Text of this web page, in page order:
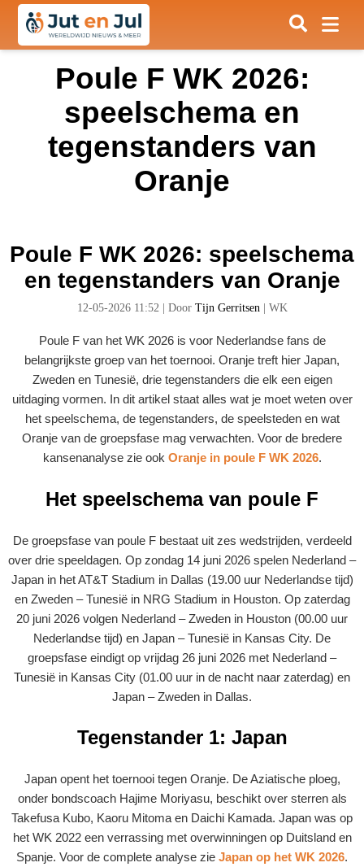
Poule F WK 2026:
speelschema en
tegenstanders van
Oranje
Poule F WK 2026: speelschema
en tegenstanders van Oranje
12-05-2026 11:52 | Door Tijn Gerritsen | WK
Poule F van het WK 2026 is voor Nederlandse fans de
belangrijkste groep van het toernooi. Oranje treft hier Japan,
Zweden en Tunesië, drie tegenstanders die elk een eigen
uitdaging vormen. In dit artikel staat alles wat je moet weten over
het speelschema, de tegenstanders, de speelsteden en wat
Oranje van de groepsfase mag verwachten. Voor de bredere
kansenanalyse zie ook Oranje in poule F WK 2026.
Het speelschema van poule F
De groepsfase van poule F bestaat uit zes wedstrijden, verdeeld
over drie speeldagen. Op zondag 14 juni 2026 spelen Nederland –
Japan in het AT&T Stadium in Dallas (19.00 uur Nederlandse tijd)
en Zweden – Tunesië in NRG Stadium in Houston. Op zaterdag
20 juni 2026 volgen Nederland – Zweden in Houston (00.00 uur
Nederlandse tijd) en Japan – Tunesië in Kansas City. De
groepsfase eindigt op vrijdag 26 juni 2026 met Nederland –
Tunesië in Kansas City (01.00 uur in de nacht naar zaterdag) en
Japan – Zweden in Dallas.
Tegenstander 1: Japan
Japan opent het toernooi tegen Oranje. De Aziatische ploeg,
onder bondscoach Hajime Moriyasu, beschikt over sterren als
Takefusa Kubo, Kaoru Mitoma en Daichi Kamada. Japan was op
het WK 2022 een verrassing met overwinningen op Duitsland en
Spanje. Voor de complete analyse zie Japan op het WK 2026.